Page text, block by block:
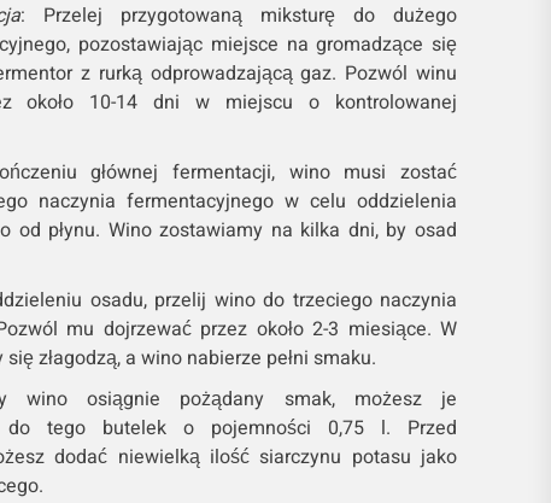
: Przelej przygotowaną miksturę do dużego
pozostawiając miejsce na gromadzące się
z rurką odprowadzającą gaz. Pozwól winu
około 10-14 dni w miejscu o kontrolowanej
głównej fermentacji, wino musi zostać
naczynia fermentacyjnego w celu oddzielenia
od płynu. Wino zostawiamy na kilka dni, by osad
osadu, przelij wino do trzeciego naczynia
mu dojrzewać przez około 2-3 miesiące. W
złagodzą, a wino nabierze pełni smaku.
wino osiągnie pożądany smak, możesz je
do tego butelek o pojemności 0,75 l. Przed
dodać niewielką ilość siarczynu potasu jako